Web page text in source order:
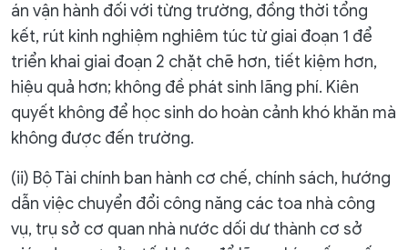
án vận hành đối với từng trường, đồng thời tổng
kết, rút kinh nghiệm nghiêm túc từ giai đoạn 1 để
triển khai giai đoạn 2 chặt chẽ hơn, tiết kiệm hơn,
hiệu quả hơn; không đề phát sinh lãng phí. Kiên
quyết không để học sinh do hoàn cảnh khó khăn mà
không được đến trường.
(ii) Bộ Tài chính ban hành cơ chế, chính sách, hướng
dẫn việc chuyển đổi công năng các toa nhà công
vụ, trụ sở cơ quan nhà nước dối dư thành cơ sở